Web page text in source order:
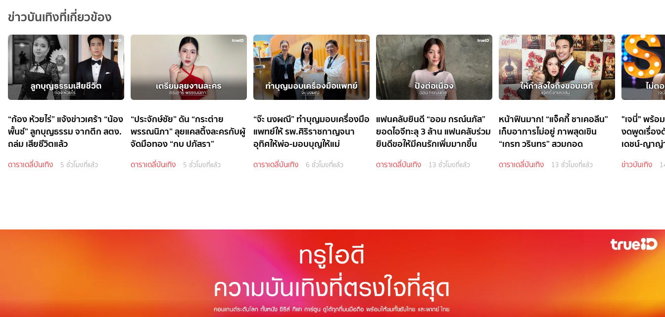
ข่าวบันเทิงที่เกี่ยวข้อง
“ก้อง ห้วยไร่” แจ้งข่าวเศร้า “น้อง
พั้นช์” ลูกบุญธรรม จากตึก สตง.
ถล่ม เสียชีวิตแล้ว
ดาราเดลี่บันเทิง 5 ชั่วโมงที่แล้ว
“ประจักษ์ชัย” ดัน “กระต่าย
พรรณนิภา” ลุยแคสติ้งละครกับผู้
จัดมือทอง “กบ ปภัสรา”
ดาราเดลี่บันเทิง 5 ชั่วโมงที่แล้ว
“จ๊ะ นงผณี” ทำบุญมอบเครื่องมือ
แพทย์ให้ รพ.ศิริราชกาญจนา
อุทิศให้พ่อ-มอบบุญให้แม่
ดาราเดลี่บันเทิง 6 ชั่วโมงที่แล้ว
แฟนคลับยินดี “ออม กรณ์นภัส”
ยอดไอจีทะลุ 3 ล้าน แฟนคลับร่วม
ยินดีขอให้มีคนรักเพิ่มมากขึ้น
ดาราเดลี่บันเทิง 13 ชั่วโมงที่แล้ว
หน้าฟินมาก! “แจ็คกี้ ชาเคอลีน”
เก็บอาการไม่อยู่ ภาพสุดเขิน
“เกรท วรินทร” สวมกอด
ดาราเดลี่บันเทิง 13 ชั่วโมงที่แล้ว
"เจนี่" พร้อ
งดพูดเรื่อ
เดชน์-ญาญ่
ข่าวบันเทิง